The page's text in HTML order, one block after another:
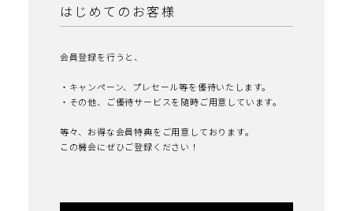
はじめてのお客様
会員登録を行うと、
・キャンペーン、プレセール等を優待いたします。
・その他、ご優待サービスを随時ご用意しています。
等々、お得な会員特典をご用意しております。
この機会にぜひご登録ください！